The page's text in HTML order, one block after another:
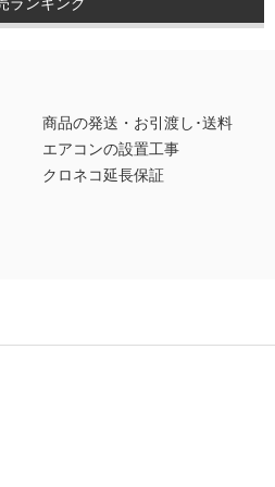
ランキング
商品の発送・お引渡し･送料
エアコンの設置工事
クロネコ延長保証